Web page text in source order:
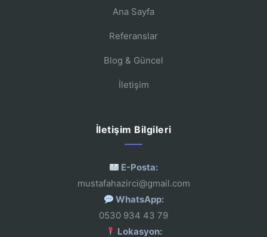
Ana Sayfa
Referanslar
Blog & Güncel
İletişim
İletişim Bilgileri
E-Posta:
mustafahazirci@gmail.com
WhatsApp:
0530 934 43 79
Lokasyon: